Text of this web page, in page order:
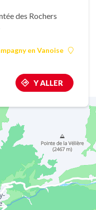
des Rochers
en Vanoise
Y ALLER